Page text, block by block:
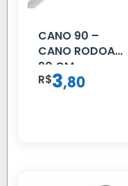
CANO 90 –
CANO RODOAR
90 CM
R$3,80